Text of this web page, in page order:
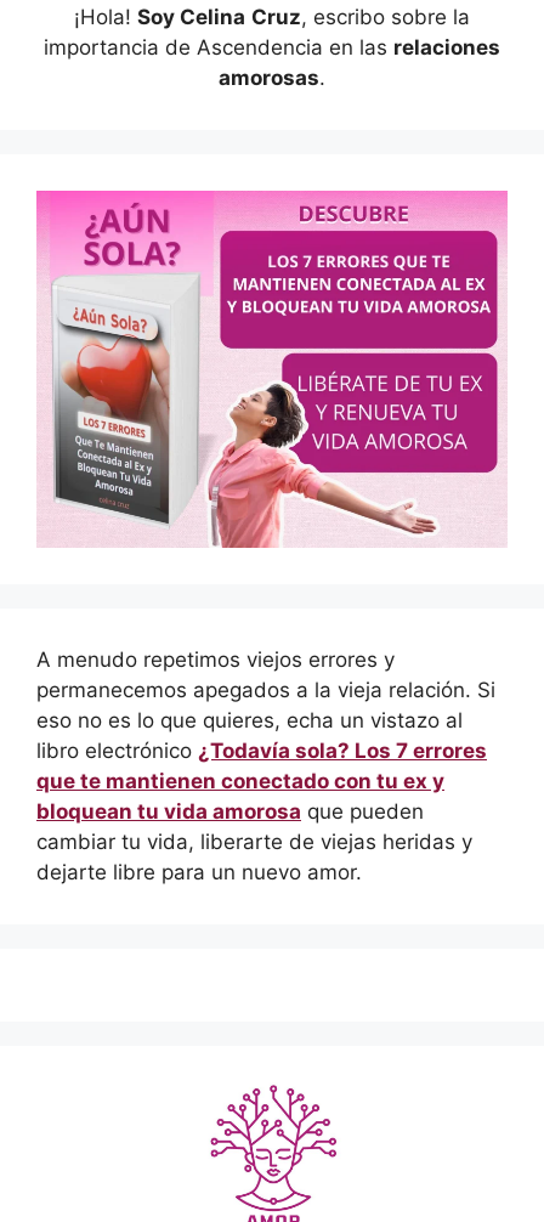
¡Hola! Soy Celina Cruz, escribo sobre la
importancia de Ascendencia en las relaciones
amorosas.
A menudo repetimos viejos errores y
permanecemos apegados a la vieja relación. Si
eso no es lo que quieres, echa un vistazo al
libro electrónico ¿Todavía sola? Los 7 errores
que te mantienen conectado con tu ex y
bloquean tu vida amorosa que pueden
cambiar tu vida, liberarte de viejas heridas y
dejarte libre para un nuevo amor.